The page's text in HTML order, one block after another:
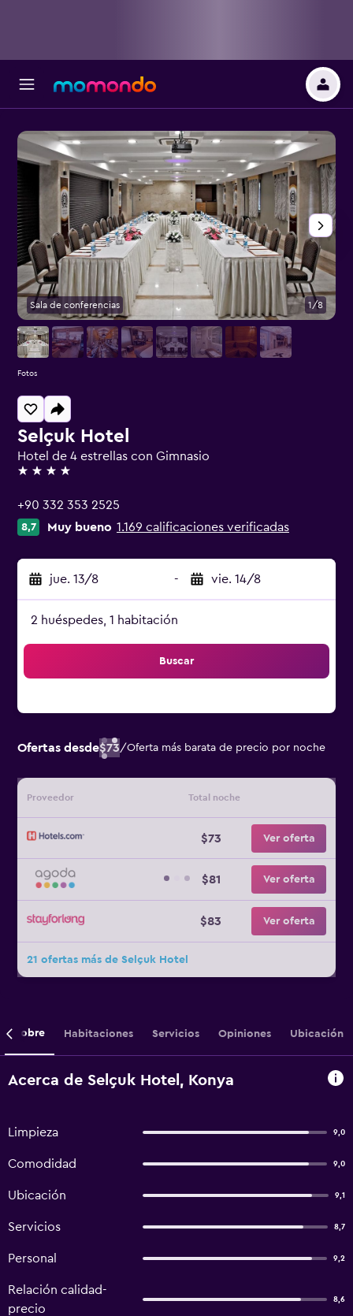
Selçuk Hotel
Hotel de 4 estrellas con Gimnasio
4 estrellas
+90 332 353 2525
8,7 Muy bueno 1.169 calificaciones verificadas
jue. 13/8 - vie. 14/8
2 huéspedes, 1 habitación
Buscar
Ofertas desde$73/Oferta más barata de precio por noche
Proveedor Total noche
$73 Ver oferta
$81 Ver oferta
$83 Ver oferta
21 ofertas más de Selçuk Hotel
Sala de conferencias 1/8
Fotos
Sobre Habitaciones Servicios Opiniones Ubicación
Acerca de Selçuk Hotel, Konya
Limpieza 9,0
Comodidad 9,0
Ubicación 9,1
Servicios 8,7
Personal 9,2
Relación calidad-
precio
8,6